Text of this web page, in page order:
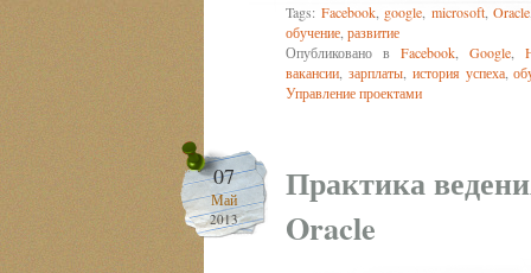
Tags: Facebook, google microsoft, Oracle
обучение развитие
Опубликовано в Facebook Google
вакансии зарплаты, история успеха,
Управление проектами
07
Май
2013
Практика
Oracle